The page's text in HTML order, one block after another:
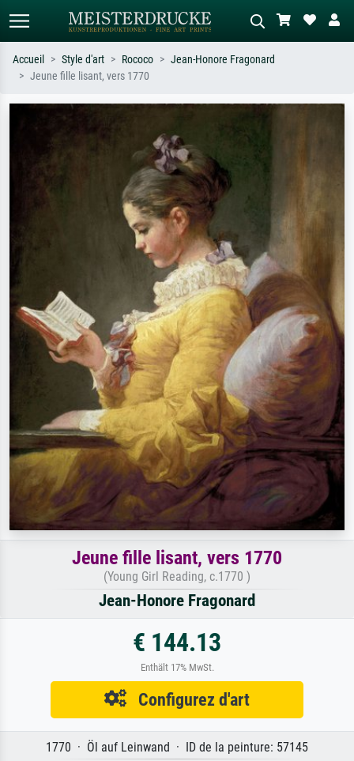
ex. Monet, Nuit étoilée,
impressionnisme, vague de Hokusai,
tableau sombre, nu debout près d'un
arbre.
Accueil Style d'art Rococo
Jean-Honore Fragonard
Jeune fille lisant, vers 1770
Jeune fille lisant, vers 1770
(Young Girl Reading, c.1770 )
Jean-Honore Fragonard
€ 144.13
Enthält 17% MwSt.
Configurez d'art
1770 · Öl auf Leinwand · ID de la peinture: 57145